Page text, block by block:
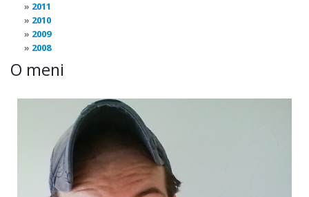
2011
2010
2009
2008
O meni